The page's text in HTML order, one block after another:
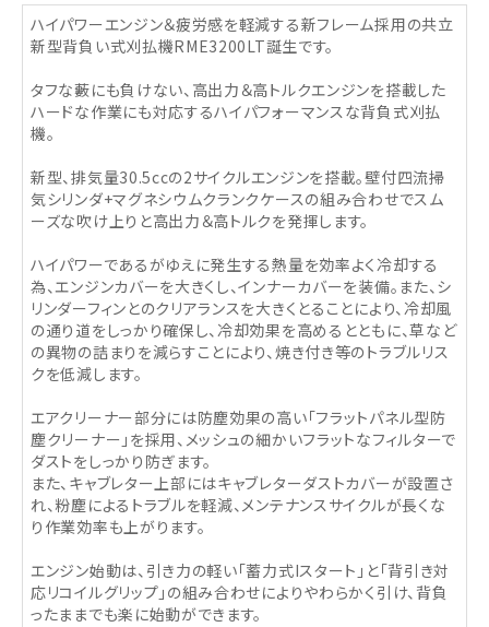
ハイパワーエンジン＆疲労感を軽減する新フレーム採用の共立
新型背負い式刈払機RME3200LT誕生です。
タフな藪にも負けない、高出力＆高トルクエンジンを搭載した
ハードな作業にも対応するハイパフォーマンスな背負式刈払
機。
新型、排気量30.5ccの2サイクルエンジンを搭載。壁付四流掃
気シリンダ+マグネシウムクランクケースの組み合わせでスム
ーズな吹け上りと高出力＆高トルクを発揮します。
ハイパワーであるがゆえに発生する熱量を効率よく冷却する
為、エンジンカバーを大きくし、インナーカバーを装備。また、シ
リンダーフィンとのクリアランスを大きくとることにより、冷却風
の通り道をしっかり確保し、冷却効果を高めるとともに、草など
の異物の詰まりを減らすことにより、焼き付き等のトラブルリス
クを低減します。
エアクリーナー部分には防塵効果の高い「フラットパネル型防
塵クリーナー」を採用、メッシュの細かいフラットなフィルターで
ダストをしっかり防ぎます。
また、キャブレター上部にはキャブレターダストカバーが設置さ
れ、粉塵によるトラブルを軽減、メンテナンスサイクルが長くな
り作業効率も上がります。
エンジン始動は、引き力の軽い｢蓄力式Iスタート｣と｢背引き対
応リコイルグリップ｣の組み合わせによりやわらかく引け、背負
ったままでも楽に始動ができます。